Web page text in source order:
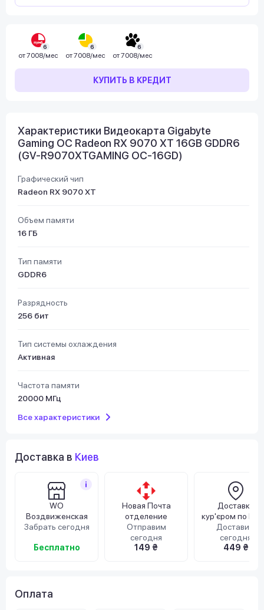
6
от7008/мес
6
от7008/мес
6
от7008/мес
КУПИТЬ В КРЕДИТ
Характеристики Видеокарта Gigabyte
Gaming OC Radeon RX 9070 XT 16GB GDDR6
(GV-R9070XTGAMING OC-16GD)
Графический чип
Radeon RX 9070 XT
Объем памяти
16 ГБ
Тип памяти
GDDR6
Разрядность
256 бит
Тип системы охлаждения
Активная
Частота памяти
20000 МГц
Все характеристики
Доставка в Киев
WO
Воздвиженская
Забрать сегодня
Бесплатно
Новая Почта
отделение
Отправим
сегодня
149 ₴
Доставка
кур'єром по
Доставим
сегодня
449 ₴
Оплата